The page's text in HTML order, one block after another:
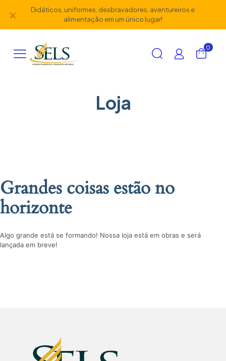
Didáticos, uniformes, desbravadores, aventureiros e
alimentação em um único lugar!
✕
0
Loja
Grandes coisas estão no
horizonte
Algo grande está se formando! Nossa loja está em obras e será
lançada em breve!